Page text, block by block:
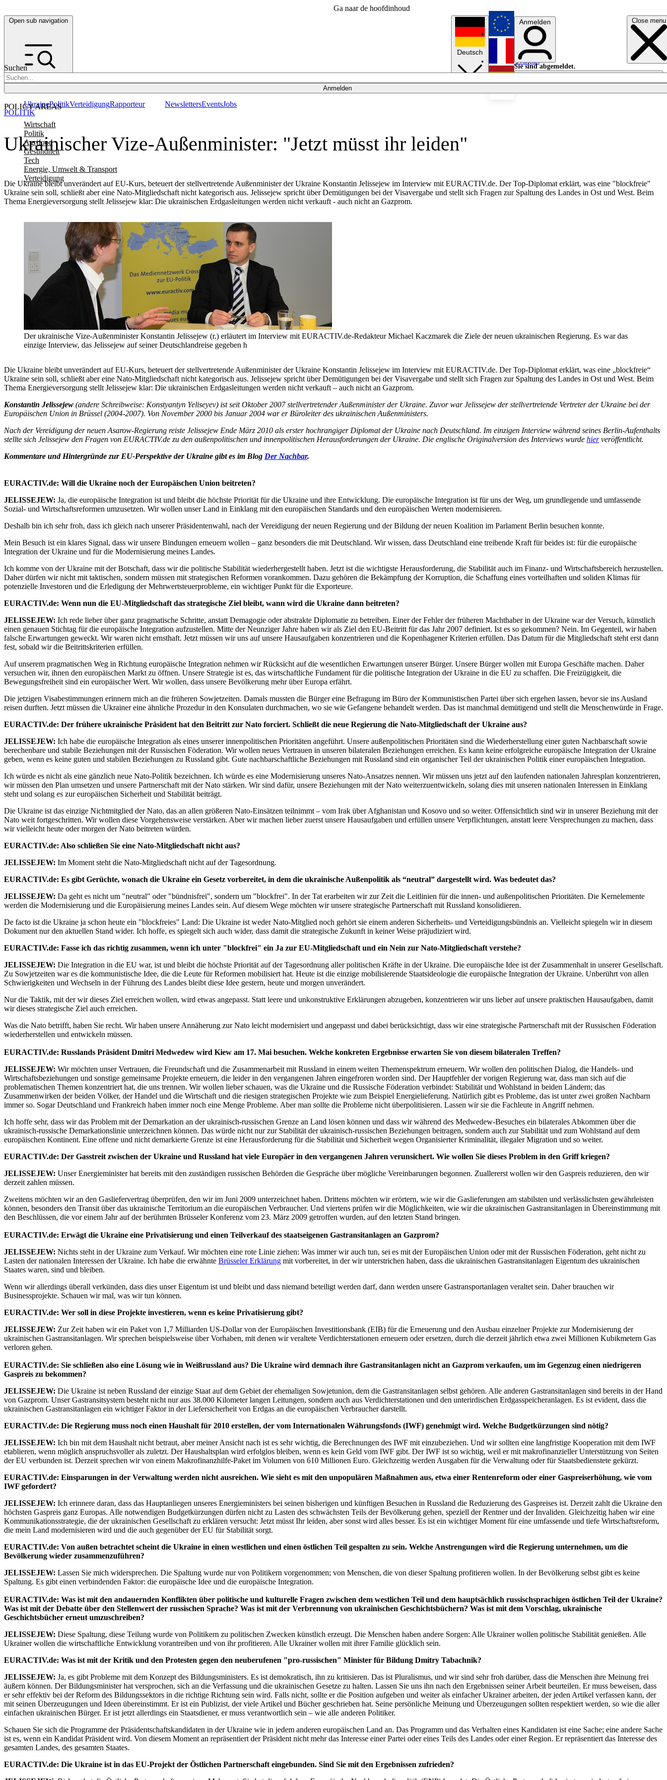
Ga naar de hoofdinhoud
Open sub navigation Close menu
Suchen
Anmelden
POLICY AREAS
Wirtschaft
Politik
Agrifood
Gesundheit
Tech
Energie, Umwelt & Transport
Verteidigung
UkrainePolitikVerteidigungRapporteur NewslettersEventsJobs
Deutsch
English
Français
Anmelden
Sie sind abgemeldet.
Anmelden
Licht aus
Ukrainischer Vize-Außenminister: "Jetzt müsst ihr leiden"
Die Ukraine bleibt unverändert auf EU-Kurs, beteuert der stellvertretende Außenminister der Ukraine Konstantin Jelissejew im Interview mit EURACTIV.de. Der Top-Diplomat erklärt, was eine "blockfreie"
Ukraine sein soll, schließt aber eine Nato-Mitgliedschaft nicht kategorisch aus. Jelissejew spricht über Demütigungen bei der Visavergabe und stellt sich Fragen zur Spaltung des Landes in Ost und West. Beim
Thema Energieversorgung stellt Jelissejew klar: Die ukrainischen Erdgasleitungen werden nicht verkauft - auch nicht an Gazprom.
POLITIK
Der ukrainische Vize-Außenminister Konstantin Jelissejew (r.) erläutert im Interview mit EURACTIV.de-Redakteur Michael Kaczmarek die Ziele der neuen ukrainischen Regierung. Es war das
einzige Interview, das Jelissejew auf seiner Deutschlandreise gegeben h
Die Ukraine bleibt unverändert auf EU-Kurs, beteuert der stellvertretende Außenminister der Ukraine Konstantin Jelissejew im Interview mit EURACTIV.de. Der Top-Diplomat erklärt, was eine „blockfreie“
Ukraine sein soll, schließt aber eine Nato-Mitgliedschaft nicht kategorisch aus. Jelissejew spricht über Demütigungen bei der Visavergabe und stellt sich Fragen zur Spaltung des Landes in Ost und West. Beim
Thema Energieversorgung stellt Jelissejew klar: Die ukrainischen Erdgasleitungen werden nicht verkauft – auch nicht an Gazprom.
Konstantin Jelissejew (andere Schreibweise: Konstyantyn Yeliseyev) ist seit Oktober 2007 stellvertretender Außenminister der Ukraine. Zuvor war Jelissejew der stellvertretende Vertreter der Ukraine bei der
Europäischen Union in Brüssel (2004-2007). Von November 2000 bis Januar 2004 war er Büroleiter des ukrainischen Außenministers.
Nach der Vereidigung der neuen Asarow-Regierung reiste Jelissejew Ende März 2010 als erster hochrangiger Diplomat der Ukraine nach Deutschland. Im einzigen Interview während seines Berlin-Aufenthalts
stellte sich Jelissejew den Fragen von EURACTIV.de zu den außenpolitischen und innenpolitischen Herausforderungen der Ukraine. Die englische Originalversion des Interviews wurde hierveröffentlicht.
Kommentare und Hintergründe zur EU-Perspektive der Ukraine gibt es im Blog Der Nachbar.
EURACTIV.de: Will die Ukraine noch der Europäischen Union beitreten?
JELISSEJEW: Ja, die europäische Integration ist und bleibt die höchste Priorität für die Ukraine und ihre Entwicklung. Die europäische Integration ist für uns der Weg, um grundlegende und umfassende
Sozial- und Wirtschaftsreformen umzusetzen. Wir wollen unser Land in Einklang mit den europäischen Standards und den europäischen Werten modernisieren.
Deshalb bin ich sehr froh, dass ich gleich nach unserer Präsidentenwahl, nach der Vereidigung der neuen Regierung und der Bildung der neuen Koalition im Parlament Berlin besuchen konnte.
Mein Besuch ist ein klares Signal, dass wir unsere Bindungen erneuern wollen – ganz besonders die mit Deutschland. Wir wissen, dass Deutschland eine treibende Kraft für beides ist: für die europäische
Integration der Ukraine und für die Modernisierung meines Landes.
Ich komme von der Ukraine mit der Botschaft, dass wir die politische Stabilität wiederhergestellt haben. Jetzt ist die wichtigste Herausforderung, die Stabilität auch im Finanz- und Wirtschaftsbereich herzustellen.
Daher dürfen wir nicht mit taktischen, sondern müssen mit strategischen Reformen vorankommen. Dazu gehören die Bekämpfung der Korruption, die Schaffung eines vorteilhaften und soliden Klimas für
potenzielle Investoren und die Erledigung der Mehrwertsteuerprobleme, ein wichtiger Punkt für die Exporteure.
EURACTIV.de: Wenn nun die EU-Mitgliedschaft das strategische Ziel bleibt, wann wird die Ukraine dann beitreten?
JELISSEJEW: Ich rede lieber über ganz pragmatische Schritte, anstatt Demagogie oder abstrakte Diplomatie zu betreiben. Einer der Fehler der früheren Machthaber in der Ukraine war der Versuch, künstlich
einen genauen Stichtag für die europäische Integration aufzustellen. Mitte der Neunziger Jahre haben wir als Ziel den EU-Beitritt für das Jahr 2007 definiert. Ist es so gekommen? Nein. Im Gegenteil, wir haben
falsche Erwartungen geweckt. Wir waren nicht ernsthaft. Jetzt müssen wir uns auf unsere Hausaufgaben konzentrieren und die Kopenhagener Kriterien erfüllen. Das Datum für die Mitgliedschaft steht erst dann
fest, sobald wir die Beitrittskriterien erfüllen.
Auf unserem pragmatischen Weg in Richtung europäische Integration nehmen wir Rücksicht auf die wesentlichen Erwartungen unserer Bürger. Unsere Bürger wollen mit Europa Geschäfte machen. Daher
versuchen wir, ihnen den europäischen Markt zu öffnen. Unsere Strategie ist es, das wirtschaftliche Fundament für die politische Integration der Ukraine in die EU zu schaffen. Die Freizügigkeit, die
Bewegungsfreiheit sind ein europäischer Wert. Wir wollen, dass unsere Bevölkerung mehr über Europa erfährt.
Die jetzigen Visabestimmungen erinnern mich an die früheren Sowjetzeiten. Damals mussten die Bürger eine Befragung im Büro der Kommunistischen Partei über sich ergehen lassen, bevor sie ins Ausland
reisen durften. Jetzt müssen die Ukrainer eine ähnliche Prozedur in den Konsulaten durchmachen, wo sie wie Gefangene behandelt werden. Das ist manchmal demütigend und stellt die Menschenwürde in Frage.
EURACTIV.de: Der frühere ukrainische Präsident hat den Beitritt zur Nato forciert. Schließt die neue Regierung die Nato-Mitgliedschaft der Ukraine aus?
JELISSEJEW: Ich habe die europäische Integration als eines unserer innenpolitischen Prioritäten angeführt. Unsere außenpolitischen Prioritäten sind die Wiederherstellung einer guten Nachbarschaft sowie
berechenbare und stabile Beziehungen mit der Russischen Föderation. Wir wollen neues Vertrauen in unseren bilateralen Beziehungen erreichen. Es kann keine erfolgreiche europäische Integration der Ukraine
geben, wenn es keine guten und stabilen Beziehungen zu Russland gibt. Gute nachbarschaftliche Beziehungen mit Russland sind ein organischer Teil der ukrainischen Politik einer europäischen Integration.
Ich würde es nicht als eine gänzlich neue Nato-Politik bezeichnen. Ich würde es eine Modernisierung unseres Nato-Ansatzes nennen. Wir müssen uns jetzt auf den laufenden nationalen Jahresplan konzentrieren,
wir müssen den Plan umsetzen und unsere Partnerschaft mit der Nato stärken. Wir sind dafür, unsere Beziehungen mit der Nato weiterzuentwickeln, solang dies mit unseren nationalen Interessen in Einklang
steht und solang es zur europäischen Sicherheit und Stabilität beiträgt.
Die Ukraine ist das einzige Nichtmitglied der Nato, das an allen größeren Nato-Einsätzen teilnimmt – vom Irak über Afghanistan und Kosovo und so weiter. Offensichtlich sind wir in unserer Beziehung mit der
Nato weit fortgeschritten. Wir wollen diese Vorgehensweise verstärken. Aber wir machen lieber zuerst unsere Hausaufgaben und erfüllen unsere Verpflichtungen, anstatt leere Versprechungen zu machen, dass
wir vielleicht heute oder morgen der Nato beitreten würden.
EURACTIV.de: Also schließen Sie eine Nato-Mitgliedschaft nicht aus?
JELISSEJEW: Im Moment steht die Nato-Mitgliedschaft nicht auf der Tagesordnung.
EURACTIV.de: Es gibt Gerüchte, wonach die Ukraine ein Gesetz vorbereitet, in dem die ukrainische Außenpolitik als “neutral” dargestellt wird. Was bedeutet das?
JELISSEJEW: Da geht es nicht um "neutral" oder "bündnisfrei", sondern um "blockfrei". In der Tat erarbeiten wir zur Zeit die Leitlinien für die innen- und außenpolitischen Prioritäten. Die Kernelemente
werden die Modernisierung und die Europäisierung meines Landes sein. Auf diesem Wege möchten wir unsere strategische Partnerschaft mit Russland konsolidieren.
De facto ist die Ukraine ja schon heute ein "blockfreies" Land: Die Ukraine ist weder Nato-Mitglied noch gehört sie einem anderen Sicherheits- und Verteidigungsbündnis an. Vielleicht spiegeln wir in diesem
Dokument nur den aktuellen Stand wider. Ich hoffe, es spiegelt sich auch wider, dass damit die strategische Zukunft in keiner Weise präjudiziert wird.
EURACTIV.de: Fasse ich das richtig zusammen, wenn ich unter "blockfrei" ein Ja zur EU-Mitgliedschaft und ein Nein zur Nato-Mitgliedschaft verstehe?
JELISSEJEW: Die Integration in die EU war, ist und bleibt die höchste Priorität auf der Tagesordnung aller politischen Kräfte in der Ukraine. Die europäische Idee ist der Zusammenhalt in unserer Gesellschaft.
Zu Sowjetzeiten war es die kommunistische Idee, die die Leute für Reformen mobilisiert hat. Heute ist die einzige mobilisierende Staatsideologie die europäische Integration der Ukraine. Unberührt von allen
Schwierigkeiten und Wechseln in der Führung des Landes bleibt diese Idee gestern, heute und morgen unverändert.
Nur die Taktik, mit der wir dieses Ziel erreichen wollen, wird etwas angepasst. Statt leere und unkonstruktive Erklärungen abzugeben, konzentrieren wir uns lieber auf unsere praktischen Hausaufgaben, damit
wir dieses strategische Ziel auch erreichen.
Was die Nato betrifft, haben Sie recht. Wir haben unsere Annäherung zur Nato leicht modernisiert und angepasst und dabei berücksichtigt, dass wir eine strategische Partnerschaft mit der Russischen Föderation
wiederherstellen und entwickeln müssen.
EURACTIV.de: Russlands Präsident Dmitri Medwedew wird Kiew am 17. Mai besuchen. Welche konkreten Ergebnisse erwarten Sie von diesem bilateralen Treffen?
JELISSEJEW: Wir möchten unser Vertrauen, die Freundschaft und die Zusammenarbeit mit Russland in einem weiten Themenspektrum erneuern. Wir wollen den politischen Dialog, die Handels- und
Wirtschaftsbeziehungen und sonstige gemeinsame Projekte erneuern, die leider in den vergangenen Jahren eingefroren worden sind. Der Hauptfehler der vorigen Regierung war, dass man sich auf die
problematischen Themen konzentriert hat, die uns trennen. Wir wollen lieber schauen, was die Ukraine und die Russische Föderation verbindet: Stabilität und Wohlstand in beiden Ländern; das
Zusammenwirken der beiden Völker, der Handel und die Wirtschaft und die riesigen strategischen Projekte wie zum Beispiel Energielieferung. Natürlich gibt es Probleme, das ist unter zwei großen Nachbarn
immer so. Sogar Deutschland und Frankreich haben immer noch eine Menge Probleme. Aber man sollte die Probleme nicht überpolitisieren. Lassen wir sie die Fachleute in Angriff nehmen.
Ich hoffe sehr, dass wir das Problem mit der Demarkation an der ukrainisch-russischen Grenze an Land lösen können und dass wir während des Medwedew-Besuches ein bilaterales Abkommen über die
ukrainisch-russische Demarkationslinie unterzeichnen können. Das würde nicht nur zur Stabilität der ukrainisch-russischen Beziehungen beitragen, sondern auch zur Stabilität und zum Wohlstand auf dem
europäischen Kontinent. Eine offene und nicht demarkierte Grenze ist eine Herausforderung für die Stabilität und Sicherheit wegen Organisierter Kriminalität, illegaler Migration und so weiter.
EURACTIV.de: Der Gasstreit zwischen der Ukraine und Russland hat viele Europäer in den vergangenen Jahren verunsichert. Wie wollen Sie dieses Problem in den Griff kriegen?
JELISSEJEW: Unser Energieminister hat bereits mit den zuständigen russischen Behörden die Gespräche über mögliche Vereinbarungen begonnen. Zuallererst wollen wir den Gaspreis reduzieren, den wir
derzeit zahlen müssen.
Zweitens möchten wir an den Gasliefervertrag überprüfen, den wir im Juni 2009 unterzeichnet haben. Drittens möchten wir erörtern, wie wir die Gaslieferungen am stabilsten und verlässlichsten gewährleisten
können, besonders den Transit über das ukrainische Territorium an die europäischen Verbraucher. Und viertens prüfen wir die Möglichkeiten, wie wir die ukrainischen Gastransitanlagen in Übereinstimmung mit
den Beschlüssen, die vor einem Jahr auf der berühmten Brüsseler Konferenz vom 23. März 2009 getroffen wurden, auf den letzten Stand bringen.
EURACTIV.de: Erwägt die Ukraine eine Privatisierung und einen Teilverkauf des staatseigenen Gastransitanlagen an Gazprom?
JELISSEJEW: Nichts steht in der Ukraine zum Verkauf. Wir möchten eine rote Linie ziehen: Was immer wir auch tun, sei es mit der Europäischen Union oder mit der Russischen Föderation, geht nicht zu
Lasten der nationalen Interessen der Ukraine. Ich habe die erwähnte Brüsseler Erklärung mit vorbereitet, in der wir unterstrichen haben, dass die ukrainischen Gastransitanlagen Eigentum des ukrainischen
Staates waren, sind und bleiben.
Wenn wir allerdings überall verkünden, dass dies unser Eigentum ist und bleibt und dass niemand beteiligt werden darf, dann werden unsere Gastransportanlagen veraltet sein. Daher brauchen wir
Businessprojekte. Schauen wir mal, was wir tun können.
EURACTIV.de: Wer soll in diese Projekte investieren, wenn es keine Privatisierung gibt?
JELISSEJEW: Zur Zeit haben wir ein Paket von 1,7 Milliarden US-Dollar von der Europäischen Investitionsbank (EIB) für die Erneuerung und den Ausbau einzelner Projekte zur Modernisierung der
ukrainischen Gastransitanlagen. Wir sprechen beispielsweise über Vorhaben, mit denen wir veraltete Verdichterstationen erneuern oder ersetzen, durch die derzeit jährlich etwa zwei Millionen Kubikmetern Gas
verloren gehen.
EURACTIV.de: Sie schließen also eine Lösung wie in Weißrussland aus? Die Ukraine wird demnach ihre Gastransitanlagen nicht an Gazprom verkaufen, um im Gegenzug einen niedrigeren
Gaspreis zu bekommen?
JELISSEJEW: Die Ukraine ist neben Russland der einzige Staat auf dem Gebiet der ehemaligen Sowjetunion, dem die Gastransitanlagen selbst gehören. Alle anderen Gastransitanlagen sind bereits in der Hand
von Gazprom. Unser Gastransitsystem besteht nicht nur aus 38.000 Kilometer langen Leitungen, sondern auch aus Verdichterstationen und den unterirdischen Erdgasspeicheranlagen. Es ist evident, dass die
ukrainischen Gastransitanlagen ein wichtiger Faktor in der Liefersicherheit von Erdgas an die europäischen Verbraucher darstellt.
EURACTIV.de: Die Regierung muss noch einen Haushalt für 2010 erstellen, der vom Internationalen Währungsfonds (IWF) genehmigt wird. Welche Budgetkürzungen sind nötig?
JELISSEJEW: Ich bin mit dem Haushalt nicht betraut, aber meiner Ansicht nach ist es sehr wichtig, die Berechnungen des IWF mit einzubeziehen. Und wir sollten eine langfristige Kooperation mit dem IWF
etablieren, wenn möglich anspruchsvoller als zuletzt. Der Haushaltsplan wird erfolglos bleiben, wenn es kein Geld vom IWF gibt. Der IWF ist so wichtig, weil er mit makrofinanzieller Unterstützung von Seiten
der EU verbunden ist. Derzeit sprechen wir von einem Makrofinanzhilfe-Paket im Volumen von 610 Millionen Euro. Gleichzeitig werden Ausgaben für die Verwaltung oder für Staatsbedienstete gekürzt.
EURACTIV.de: Einsparungen in der Verwaltung werden nicht ausreichen. Wie sieht es mit den unpopulären Maßnahmen aus, etwa einer Rentenreform oder einer Gaspreiserhöhung, wie vom
IWF gefordert?
JELISSEJEW: Ich erinnere daran, dass das Hauptanliegen unseres Energieministers bei seinen bisherigen und künftigen Besuchen in Russland die Reduzierung des Gaspreises ist. Derzeit zahlt die Ukraine den
höchsten Gaspreis ganz Europas. Alle notwendigen Budgetkürzungen dürfen nicht zu Lasten des schwächsten Teils der Bevölkerung gehen, speziell der Rentner und der Invaliden. Gleichzeitig haben wir eine
Kommunikationsstrategie, die der ukrainischen Gesellschaft zu erklären versucht: Jetzt müsst Ihr leiden, aber sonst wird alles besser. Es ist ein wichtiger Moment für eine umfassende und tiefe Wirtschaftsreform,
die mein Land modernisieren wird und die auch gegenüber der EU für Stabilität sorgt.
EURACTIV.de: Von außen betrachtet scheint die Ukraine in einen westlichen und einen östlichen Teil gespalten zu sein. Welche Anstrengungen wird die Regierung unternehmen, um die
Bevölkerung wieder zusammenzuführen?
JELISSEJEW: Lassen Sie mich widersprechen. Die Spaltung wurde nur von Politikern vorgenommen; von Menschen, die von dieser Spaltung profitieren wollen. In der Bevölkerung selbst gibt es keine
Spaltung. Es gibt einen verbindenden Faktor: die europäische Idee und die europäische Integration.
EURACTIV.de: Was ist mit den andauernden Konflikten über politische und kulturelle Fragen zwischen dem westlichen Teil und dem hauptsächlich russischsprachigen östlichen Teil der Ukraine?
Was ist mit der Debatte über den Stellenwert der russischen Sprache? Was ist mit der Verbrennung von ukrainischen Geschichtsbüchern? Was ist mit dem Vorschlag, ukrainische
Geschichtsbücher erneut umzuschreiben?
JELISSEJEW: Diese Spaltung, diese Teilung wurde von Politikern zu politischen Zwecken künstlich erzeugt. Die Menschen haben andere Sorgen: Alle Ukrainer wollen politische Stabilität genießen. Alle
Ukrainer wollen die wirtschaftliche Entwicklung vorantreiben und von ihr profitieren. Alle Ukrainer wollen mit ihrer Familie glücklich sein.
EURACTIV.de: Was ist mit der Kritik und den Protesten gegen den neuberufenen "pro-russischen" Minister für Bildung Dmitry Tabachnik?
JELISSEJEW: Ja, es gibt Probleme mit dem Konzept des Bildungsministers. Es ist demokratisch, ihn zu kritisieren. Das ist Pluralismus, und wir sind sehr froh darüber, dass die Menschen ihre Meinung frei
äußern können. Der Bildungsminister hat versprochen, sich an die Verfassung und die ukrainischen Gesetze zu halten. Lassen Sie uns ihn nach den Ergebnissen seiner Arbeit beurteilen. Er muss beweisen, dass
er sehr effektiv bei der Reform des Bildungssektors in die richtige Richtung sein wird. Falls nicht, sollte er die Position aufgeben und weiter als einfacher Ukrainer arbeiten, der jeden Artikel verfassen kann, der
mit seinen Überzeugungen und Ideen übereinstimmt. Er ist ein Publizist, der viele Artikel und Bücher geschrieben hat. Seine persönliche Meinung und Überzeugungen sollten respektiert werden, so wie die aller
einfachen ukrainischen Bürger. Er ist jetzt allerdings ein Staatsdiener, er muss verantwortlich sein – wie alle anderen Politiker.
Schauen Sie sich die Programme der Präsidentschaftskandidaten in der Ukraine wie in jedem anderen europäischen Land an. Das Programm und das Verhalten eines Kandidaten ist eine Sache; eine andere Sache
ist es, wenn ein Kandidat Präsident wird. Von diesem Moment an repräsentiert der Präsident nicht mehr das Interesse einer Partei oder eines Teils des Landes oder einer Region. Er repräsentiert das Interesse des
gesamten Landes, des gesamten Staates.
EURACTIV.de: Die Ukraine ist in das EU-Projekt der Östlichen Partnerschaft eingebunden. Sind Sie mit den Ergebnissen zufrieden?